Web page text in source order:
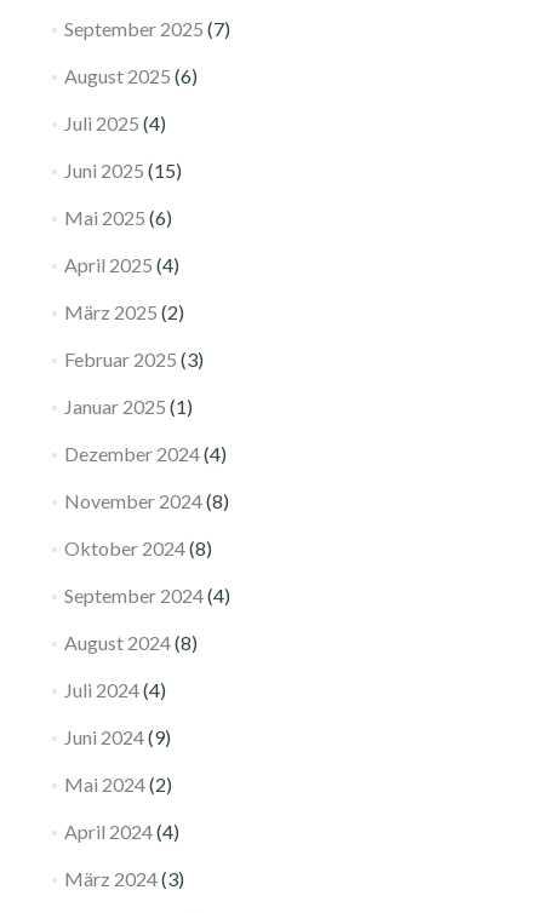
September 2025 (7)
August 2025 (6)
Juli 2025 (4)
Juni 2025 (15)
Mai 2025 (6)
April 2025 (4)
März 2025 (2)
Februar 2025 (3)
Januar 2025 (1)
Dezember 2024(4)
November 2024(8)
Oktober 2024(8)
September 2024(4)
August 2024(8)
Juli 2024(4)
Juni 2024(9)
Mai 2024(2)
April 2024(4)
März 2024(3)